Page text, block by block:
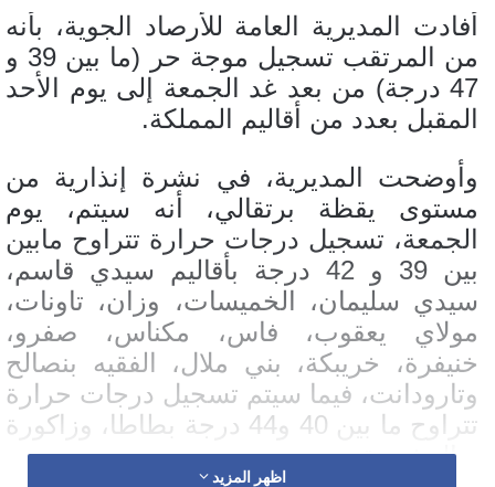
أفادت المديرية العامة للأرصاد الجوية، بأنه
من المرتقب تسجيل موجة حر (ما بين 39 و
47 درجة) من بعد غد الجمعة إلى يوم الأحد
المقبل بعدد من أقاليم المملكة.
وأوضحت المديرية، في نشرة إنذارية من
مستوى يقظة برتقالي، أنه سيتم، يوم
الجمعة، تسجيل درجات حرارة تتراوح مابين
بين 39 و 42 درجة بأقاليم سيدي قاسم،
سيدي سليمان، الخميسات، وزان، تاونات،
مولاي يعقوب، فاس، مكناس، صفرو،
خنيفرة، خريبكة، بني ملال، الفقيه بنصالح
وتارودانت، فيما سيتم تسجيل درجات حرارة
تتراوح ما بين 40 و44 درجة بطاطا، وزاكورة
و الرشيدية.
اظهر المزيد